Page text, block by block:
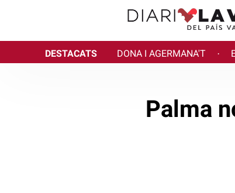
DESTACATS DONA I AGERMANA'T ·
Palma